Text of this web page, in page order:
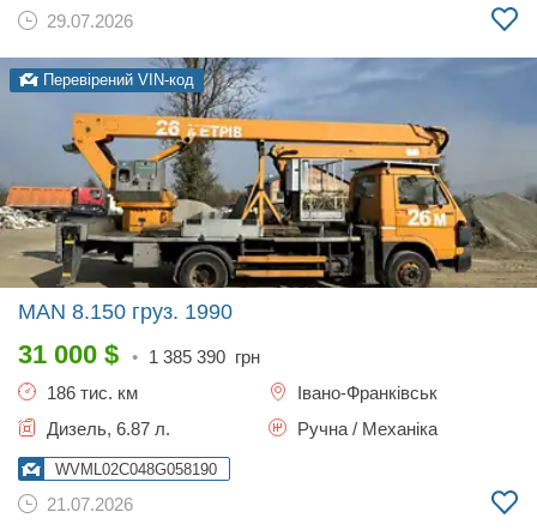
29.07.2026
Перевірений VIN-код
MAN 8.150 груз. 1990
31 000 $ • 1 385 390 грн
186 тис. км
Івано-Франківськ
Дизель, 6.87 л.
Ручна / Механіка
WVML02C048G058190
21.07.2026